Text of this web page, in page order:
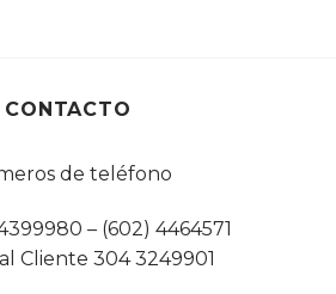
CONTACTO
de teléfono
– (602) 4464571
Cliente 304 3249901